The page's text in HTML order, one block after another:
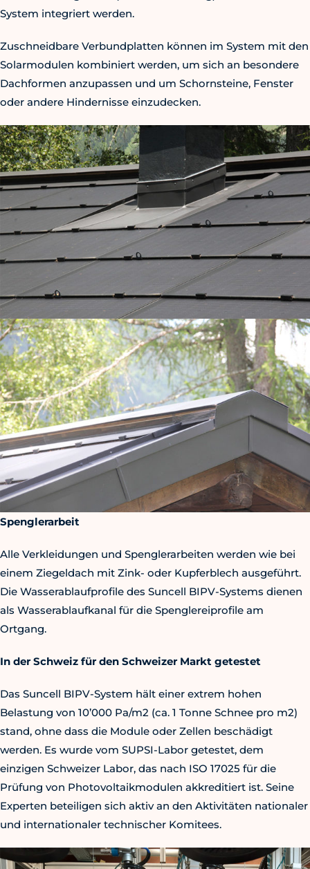
System integriert werden.
Zuschneidbare Verbundplatten können im System mit den
Solarmodulen kombiniert werden, um sich an besondere
Dachformen anzupassen und um Schornsteine, Fenster
oder andere Hindernisse einzudecken.
Spenglerarbeit
Alle Verkleidungen und Spenglerarbeiten werden wie bei
einem Ziegeldach mit Zink- oder Kupferblech ausgeführt.
Die Wasserablaufprofile des Suncell BIPV-Systems dienen
als Wasserablaufkanal für die Spenglereiprofile am
Ortgang.
In der Schweiz für den Schweizer Markt getestet
Das Suncell BIPV-System hält einer extrem hohen
Belastung von 10’000 Pa/m2 (ca. 1 Tonne Schnee pro m2)
stand, ohne dass die Module oder Zellen beschädigt
werden. Es wurde vom SUPSI-Labor getestet, dem
einzigen Schweizer Labor, das nach ISO 17025 für die
Prüfung von Photovoltaikmodulen akkreditiert ist. Seine
Experten beteiligen sich aktiv an den Aktivitäten nationaler
und internationaler technischer Komitees.